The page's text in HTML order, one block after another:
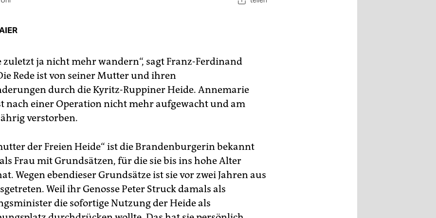
zuletzt ja nicht mehr wandern“, sagt Franz-Ferdinand
Rede ist von seiner Mutter und ihren
durch die Kyritz-Ruppiner Heide. Annemarie
nach einer Operation nicht mehr aufgewacht und am
verstorben.
der Freien Heide“ ist die Brandenburgerin bekannt
Frau mit Grundsätzen, für die sie bis ins hohe Alter
Wegen ebendieser Grundsätze ist sie vor zwei Jahren aus
Weil ihr Genosse Peter Struck damals als
die sofortige Nutzung der Heide als